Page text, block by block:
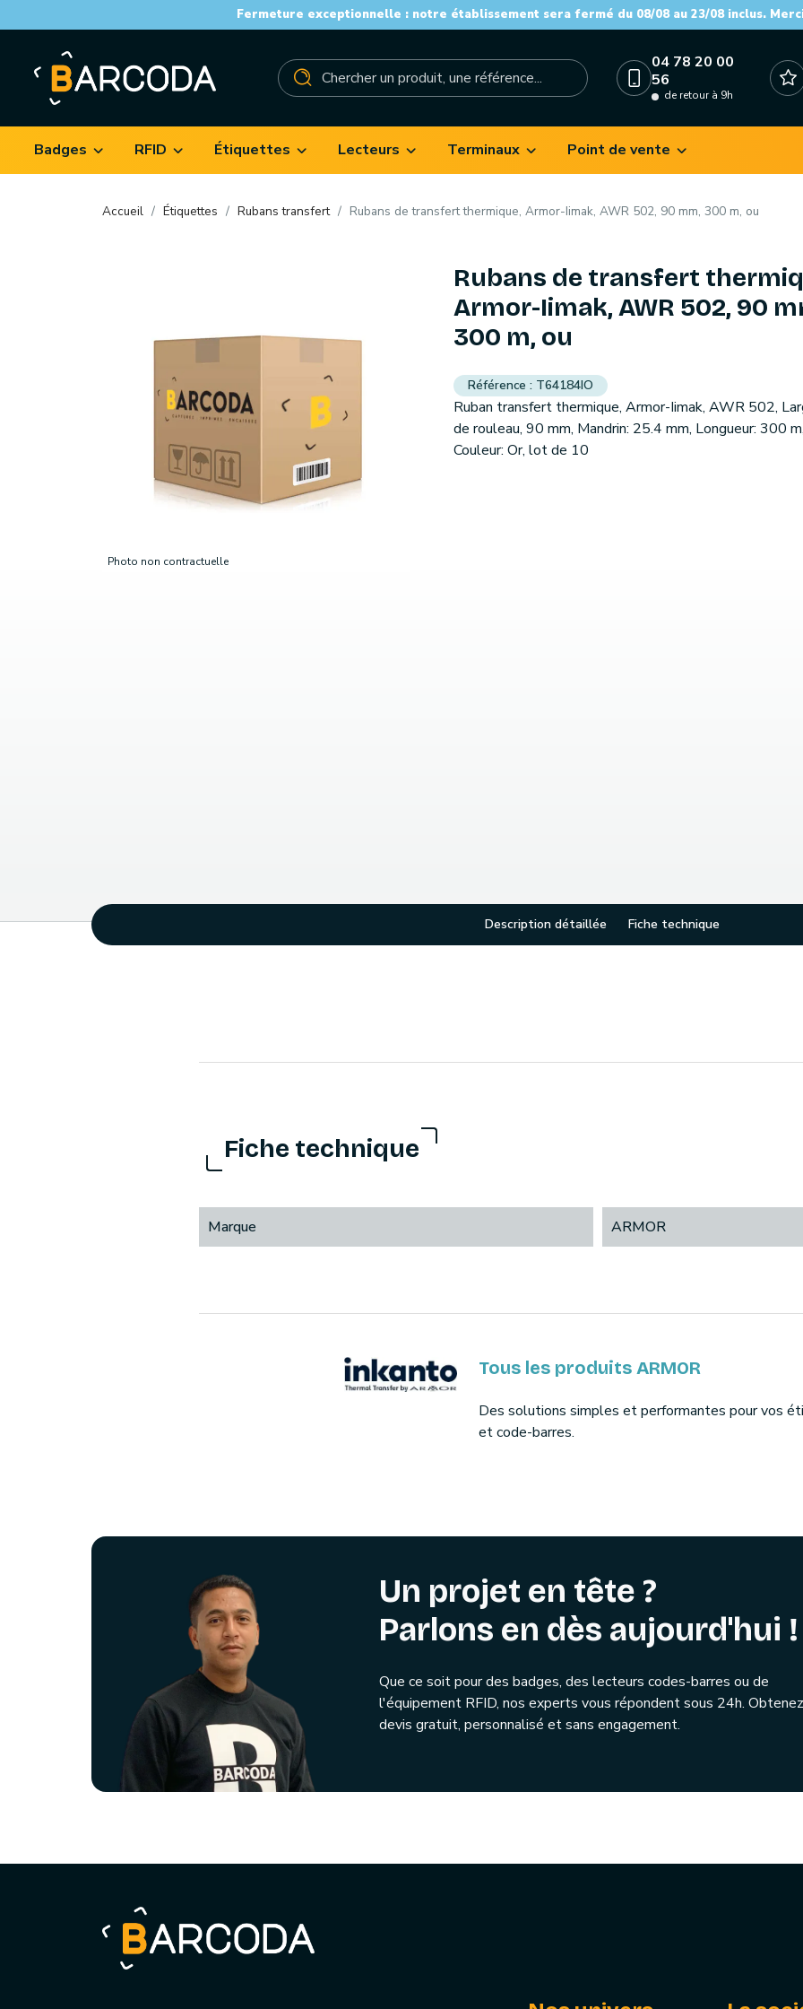
Fermeture exceptionnelle : notre établissement sera fermé du 08/08 au 23/08 inclus.
04 78 20 00
56
de retour à 9h
Badges RFID Étiquettes Lecteurs Terminaux Point de vente
Accueil Étiquettes Rubans transfert Rubans de transfert thermique, Armor-Iimak, AWR 502, 90 mm, 300 m, ou
Photo non contractuelle
Rubans de transfert
Armor-Iimak, AWR 502, 90
300 m, ou
T64184IO
Ruban transfert thermique, Armor-Iimak, AWR 502,
de rouleau, 90 mm, Mandrin: 25.4 mm, Longueur: 300 m,
Couleur: Or, lot de 10
Description détaillée Fiche technique
Fiche technique
Marque ARMOR
Tous les produits ARMOR
Des solutions simples et performantes pour vos
et code-barres.
Un projet en tête ?
Parlons en dès aujourd'hui !
Que ce soit pour des badges, des lecteurs codes-barres ou de
l'équipement RFID, nos experts vous répondent sous 24h.
devis gratuit, personnalisé et sans engagement.